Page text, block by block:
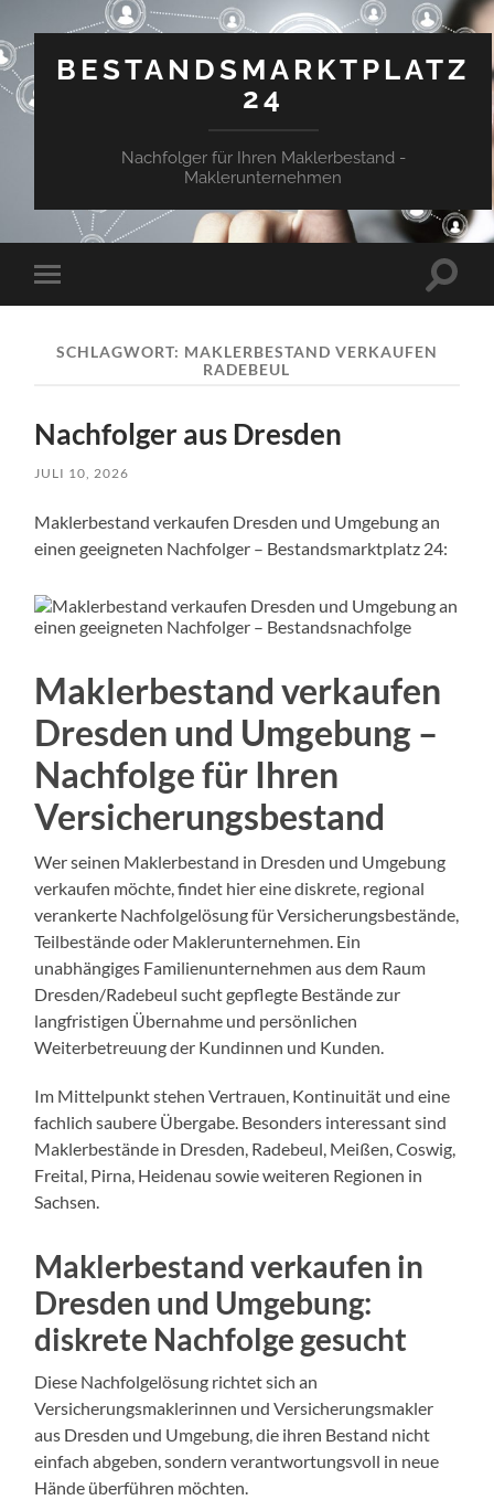
BESTANDSMARKTPLATZ
24
Nachfolger für Ihren Maklerbestand -
Maklerunternehmen
Mobile-
Menü
SCHLAGWORT: MAKLERBESTAND VERKAUFEN
RADEBEUL
Nachfolger aus Dresden
JULI 10, 2026
Maklerbestand verkaufen Dresden und Umgebung an
einen geeigneten Nachfolger – Bestandsmarktplatz 24:
Maklerbestand verkaufen
Dresden und Umgebung –
Nachfolge für Ihren
Versicherungsbestand
Wer seinen Maklerbestand in Dresden und Umgebung
verkaufen möchte, findet hier eine diskrete, regional
verankerte Nachfolgelösung für Versicherungsbestände,
Teilbestände oder Maklerunternehmen. Ein
unabhängiges Familienunternehmen aus dem Raum
Dresden/Radebeul sucht gepflegte Bestände zur
langfristigen Übernahme und persönlichen
Weiterbetreuung der Kundinnen und Kunden.
Im Mittelpunkt stehen Vertrauen, Kontinuität und eine
fachlich saubere Übergabe. Besonders interessant sind
Maklerbestände in Dresden, Radebeul, Meißen, Coswig,
Freital, Pirna, Heidenau sowie weiteren Regionen in
Sachsen.
Maklerbestand verkaufen in
Dresden und Umgebung:
diskrete Nachfolge gesucht
Diese Nachfolgelösung richtet sich an
Versicherungsmaklerinnen und Versicherungsmakler
aus Dresden und Umgebung, die ihren Bestand nicht
einfach abgeben, sondern verantwortungsvoll in neue
Hände überführen möchten.